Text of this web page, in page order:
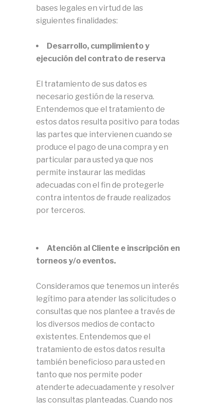
bases legales en virtud de las
siguientes finalidades:
Desarrollo, cumplimiento y
ejecución del contrato de reserva
El tratamiento de sus datos es
necesario gestión de la reserva.
Entendemos que el tratamiento de
estos datos resulta positivo para todas
las partes que intervienen cuando se
produce el pago de una compra y en
particular para usted ya que nos
permite instaurar las medidas
adecuadas con el fin de protegerle
contra intentos de fraude realizados
por terceros.
Atención al Cliente e inscripción en
torneos y/o eventos.
Consideramos que tenemos un interés
legítimo para atender las solicitudes o
consultas que nos plantee a través de
los diversos medios de contacto
existentes. Entendemos que el
tratamiento de estos datos resulta
también beneficioso para usted en
tanto que nos permite poder
atenderte adecuadamente y resolver
las consultas planteadas. Cuando nos